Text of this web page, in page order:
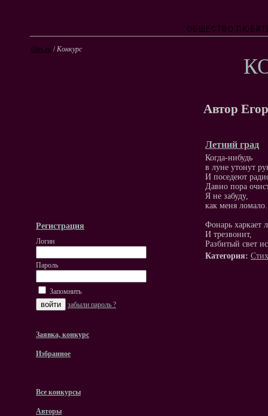
Olrs.ru /Конкурс
Регистрация
Логин
Пароль
Запомнить
забыли пароль ?
Заявка, конкурс
Избранное
Все конкурсы
Авторы
Автор
Летний град
Когда-нибудь
в луне утонут
И поседеют
Давно пора
Я не забуду,
как меня ломало.
Фонарь харкает
И трезвонит,
Разбитый свет
Категория: